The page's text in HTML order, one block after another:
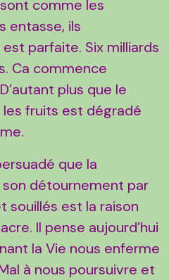
comme les
entasse, ils
est parfaite. Six milliards
Ca commence
plus que le
fruits est dégradé
que la
détournement par
souillés est la raison
Il pense aujourd’hui
la Vie nous enferme
à nous poursuivre et